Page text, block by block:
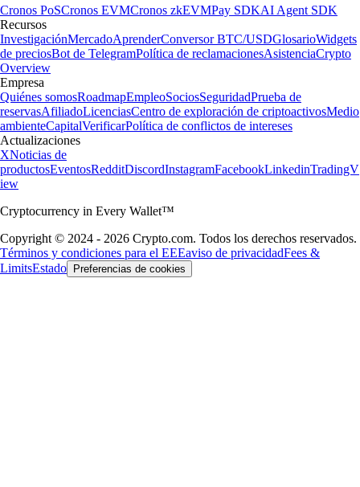
Cronos PoSCronos EVMCronos zkEVMPay SDKAI Agent SDK
Recursos
InvestigaciónMercadoAprenderConversor BTC/USDGlosarioWidgets
de preciosBot de TelegramPolítica de reclamacionesAsistenciaCrypto
Overview
Empresa
Quiénes somosRoadmapEmpleoSociosSeguridadPrueba de
reservasAfiliadoLicenciasCentro de exploración de criptoactivosMedio
ambienteCapitalVerificarPolítica de conflictos de intereses
Actualizaciones
XNoticias de
productosEventosRedditDiscordInstagramFacebookLinkedinTradingV
iew
Cryptocurrency in Every Wallet™
Copyright © 2024 - 2026 Crypto.com. Todos los derechos reservados.
Términos y condiciones para el EEEaviso de privacidadFees &
LimitsEstado Preferencias de cookies